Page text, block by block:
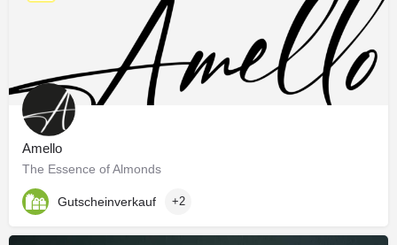
Amello
The Essence of Almonds
Gutscheinverkauf +2